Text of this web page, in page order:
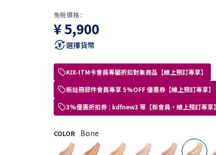
免稅價格:
¥ 5,900
選擇貨幣
KIX-ITM卡會員專屬折扣對象商品【線上預訂專享】
新註冊郵件會員專享 5%OFF 優惠券【線上預訂專享】
3%優惠折扣券 : kdfnew3 等【新會員・線上預訂專享】
COLOR Bone